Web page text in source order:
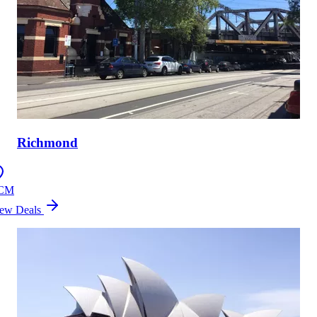
Richmond
Deals